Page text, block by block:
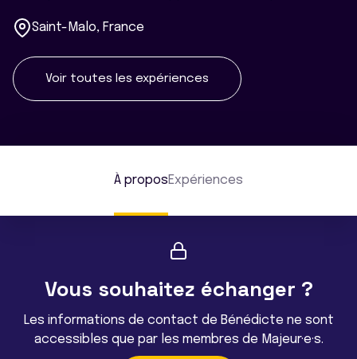
Saint-Malo, France
Voir toutes les expériences
À proposExpériences
Vous souhaitez échanger ?
Les informations de contact de Bénédicte ne sont
accessibles que par les membres de Majeur·e·s.